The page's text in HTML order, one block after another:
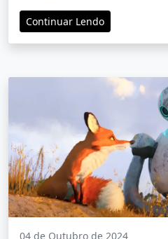
Continuar Lendo
04 de Outubro de 2024